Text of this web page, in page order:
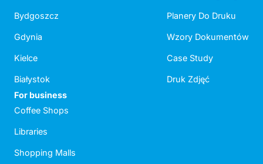
Bydgoszcz
Gdynia
Kielce
Białystok
Planery Do Druku
Wzory Dokumentów
Case Study
Druk Zdjęć
For business
Coffee Shops
Libraries
Shopping Malls